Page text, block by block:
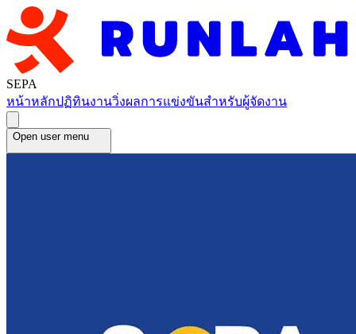
SEPA
หน้าหลักปฏิทินงานวิ่งผลการแข่งขันสำหรับผู้จัดงาน
Open user menu